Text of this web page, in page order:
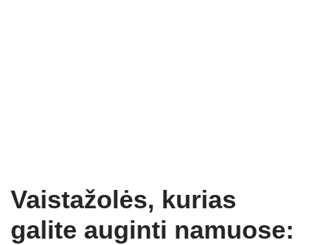
Vaistažolės, kurias
galite auginti namuose: